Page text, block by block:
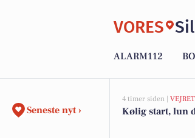
VORES
ALARM112
Seneste nyt ›
4 timer siden | VEJRET
Kølig start, lun